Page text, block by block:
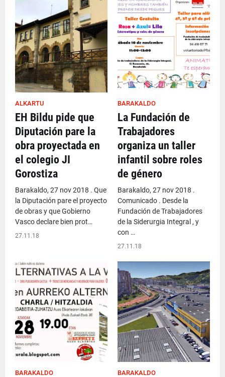
ALKARTU
EH Bildu pide que
Diputación pare la
obra proyectada en
el colegio JI
Gorostiza
Barakaldo, 27 nov 2018 . Que
la Diputación pare el proyecto
de obras y que Gobierno
Vasco declare bien prot…
27.11.18
BARAKALDO
La Fundación de
Trabajadores
organiza un taller
infantil sobre roles
de género
Barakaldo, 27 nov 2018 .
Comunicado . Desde la
Fundación de Trabajadores
de la Siderurgia Integral , y
con …
27.11.18
BARAKALDO BARAKALDO